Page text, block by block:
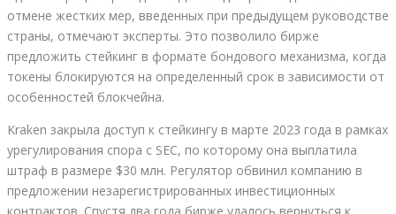
отмене жестких мер, введенных при предыдущем руководстве
страны, отмечают эксперты. Это позволило бирже
предложить стейкинг в формате бондового механизма, когда
токены блокируются на определенный срок в зависимости от
особенностей блокчейна.
Kraken закрыла доступ к стейкингу в марте 2023 года в рамках
урегулирования спора с SEC, по которому она выплатила
штраф в размере $30 млн. Регулятор обвинил компанию в
предложении незарегистрированных инвестиционных